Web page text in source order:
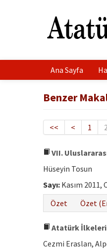
Ana Sayfa
Benzer
<< < 1
VII.
Hüseyin Tosun
Sayı: Kasım 2011,
Özet
Özet
Atatürk İlkeleri
Cezmi Eraslan,